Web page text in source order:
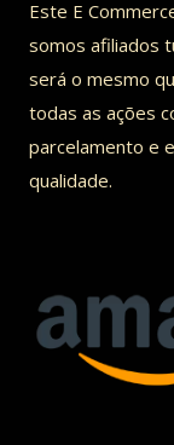
Este E
somos afiliados
será o mesmo
todas as ações
parcelamento e
qualidade.